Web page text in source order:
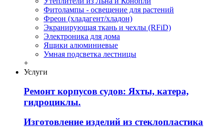
Фитолампы - освещение для растений
Фреон (хладагент/хладон)
Экранирующая ткань и чехлы (RFiD)
Электроника для дома
Ящики алюминиевые
Умная подсветка лестницы
+
Услуги
Ремонт корпусов судов: Яхты, катера,
гидроциклы.
Изготовление изделий из стеклопластика